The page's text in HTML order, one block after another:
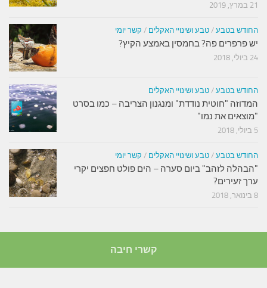
21 במרץ, 2019
החודש בטבע / טבע ושינויי האקלים / קשר יומי
יש פרפרים פה? בחמסין באמצע הקיץ?
24 ביולי, 2018
החודש בטבע / טבע ושינויי האקלים
המדוזה "חוטית נודדת" ומנגנון הצריבה – כמו בסרט
"מוצאים את נמו"
5 ביולי, 2018
החודש בטבע / טבע ושינויי האקלים / קשר יומי
"הבהלה לזהב" ביום סערה – הים פולט חפצים יקרי
ערך זעירים?
8 בינואר, 2018
קשרי חיבה